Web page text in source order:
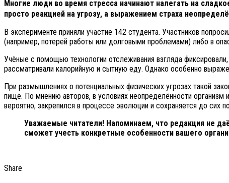
Многие люди во время стресса начинают налегать на
просто реакцией на угрозу, а выражением страха
В эксперименте приняли участие 142 студента. Участников
(например, потерей работы или долговыми проблемами) либо в
Учёные с помощью технологии отслеживания взгляда
рассматривали калорийную и сытную еду. Однако особенно
При размышлениях о потенциальных физических угрозах такой
пище. По мнению авторов, в условиях неопределённости организм
вероятно, закрепился в процессе эволюции и сохраняется до сих
Уважаемые читатели! Напоминаем, что редакция не
сможет учесть конкретные особенности вашего
Share